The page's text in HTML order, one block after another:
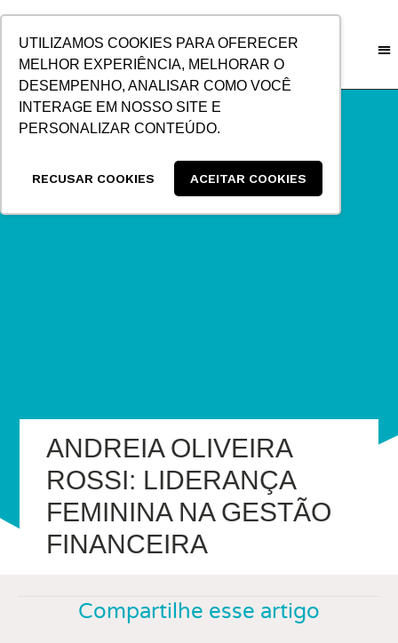
UTILIZAMOS COOKIES PARA OFERECER
MELHOR EXPERIÊNCIA, MELHORAR O
DESEMPENHO, ANALISAR COMO VOCÊ
INTERAGE EM NOSSO SITE E
PERSONALIZAR CONTEÚDO.
RECUSAR COOKIES ACEITAR COOKIES
CONTEÚDO
ANDREIA OLIVEIRA
ROSSI: LIDERANÇA
FEMININA NA GESTÃO
FINANCEIRA
Compartilhe esse artigo